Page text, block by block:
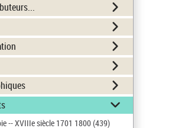
-- XVIIIe siècle 1701 1800(439)